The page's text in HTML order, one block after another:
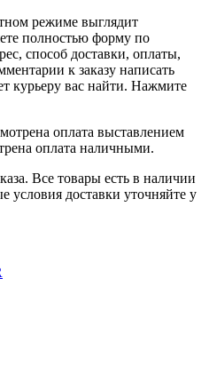
режиме выглядит
полностью форму по
способ доставки, оплаты,
к заказу написать
курьеру вас найти. Нажмите
оплата выставлением
оплата наличными.
Все товары есть в наличии
условия доставки уточняйте у